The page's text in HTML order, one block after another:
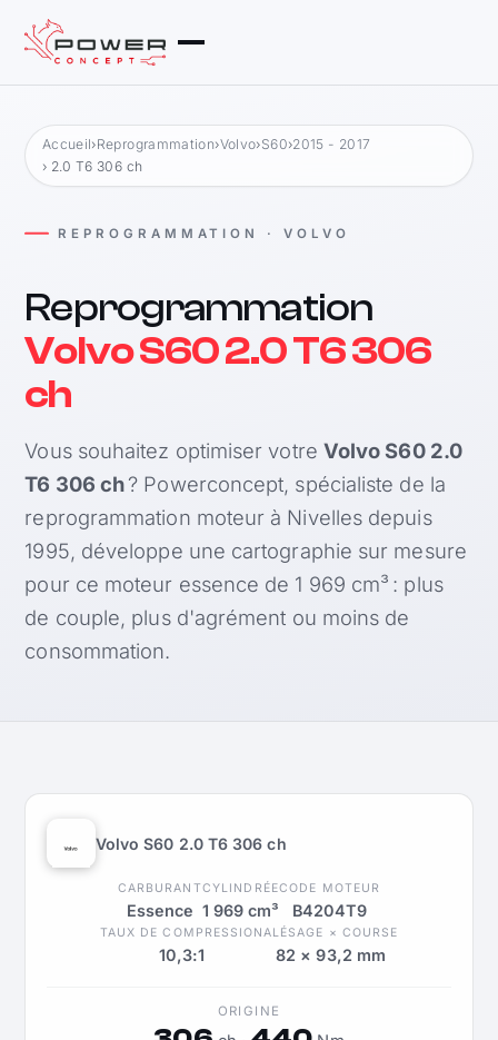
Accueil›Reprogrammation›Volvo›S60›2015 - 2017
› 2.0 T6 306 ch
REPROGRAMMATION · VOLVO
Reprogrammation
Volvo S60 2.0 T6 306
ch
Vous souhaitez optimiser votre Volvo S60 2.0
T6 306 ch? Powerconcept, spécialiste de la
reprogrammation moteur à Nivelles depuis
1995, développe une cartographie sur mesure
pour ce moteur essence de 1 969 cm³ : plus
de couple, plus d'agrément ou moins de
consommation.
Volvo S60 2.0 T6 306 ch
CARBURANT
Essence
CYLINDRÉE
1 969 cm³
CODE MOTEUR
B4204T9
TAUX DE COMPRESSION
10,3:1
ALÉSAGE × COURSE
82 × 93,2 mm
ORIGINE